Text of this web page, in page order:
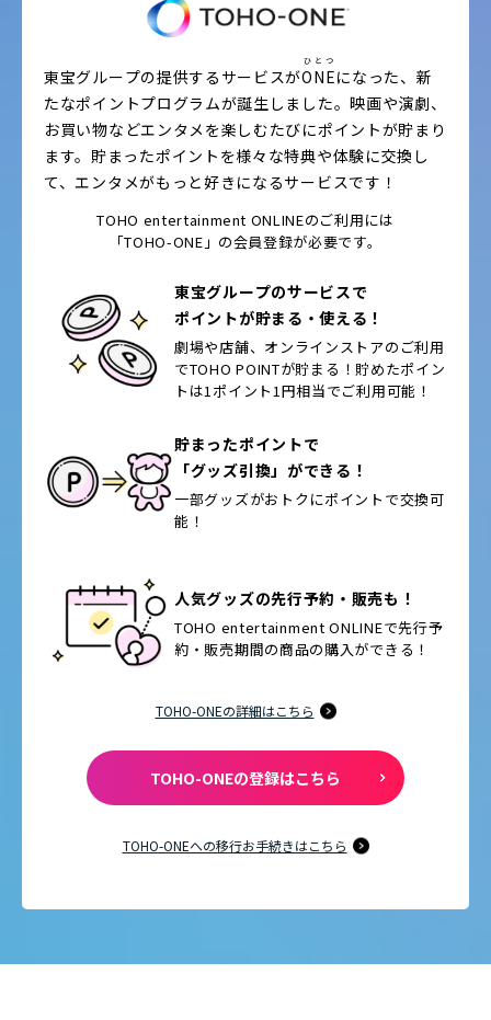
東宝グループの提供するサービスがONE
ひとつ
になった、新
たなポイントプログラムが誕生しました。映画や演劇、
お買い物などエンタメを楽しむたびにポイントが貯まり
ます。 貯まったポイントを様々な特典や体験に交換し
て、エンタメがもっと好きになるサービスです！
TOHO entertainment ONLINEのご利用には
「TOHO-ONE」の会員登録が必要です。
東宝グループのサービスで
ポイントが貯まる・使える！
劇場や店舗、オンラインストアのご利用
でTOHO POINTが貯まる！貯めたポイン
トは1ポイント1円相当でご利用可能！
貯まったポイントで
「グッズ引換」ができる！
一部グッズがおトクにポイントで交換可
能！
人気グッズの先行予約・販売も！
TOHO entertainment ONLINEで先行予
約・販売期間の商品の購入ができる！
TOHO-ONEの詳細はこちら
TOHO-ONEの登録はこちら
TOHO-ONEへの移行お手続きはこちら